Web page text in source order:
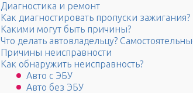
Диагностика и ремонт
Как диагностировать пропуски зажигания?
Какими могут быть причины?
Что делать автовладельцу?
Причины неисправности
Как обнаружить неисправность?
Авто с ЭБУ
Авто без ЭБУ